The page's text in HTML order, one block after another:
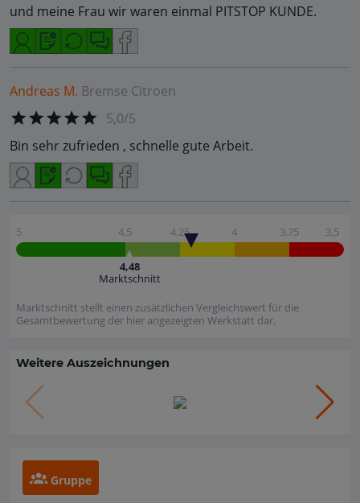
und meine Frau wir waren einmal PITSTOP KUNDE.
Andreas M. Bremse Citroen
5,0/5
Bin sehr zufrieden , schnelle gute Arbeit.
5 4,5 4,25 4 3,75 3,5
4,48
Marktschnitt
Marktschnitt stellt einen zusätzlichen Vergleichswert für die
Gesamtbewertung der hier angezeigten Werkstatt dar.
Weitere Auszeichnungen
Gruppe